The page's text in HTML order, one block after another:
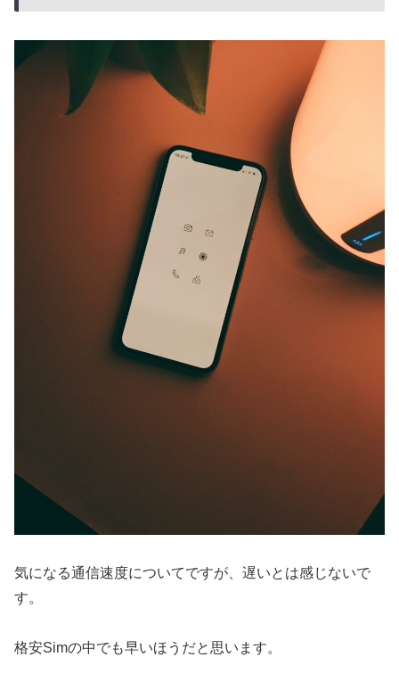
気になる通信速度についてですが、遅いとは感じないで
す。
格安Simの中でも早いほうだと思います。